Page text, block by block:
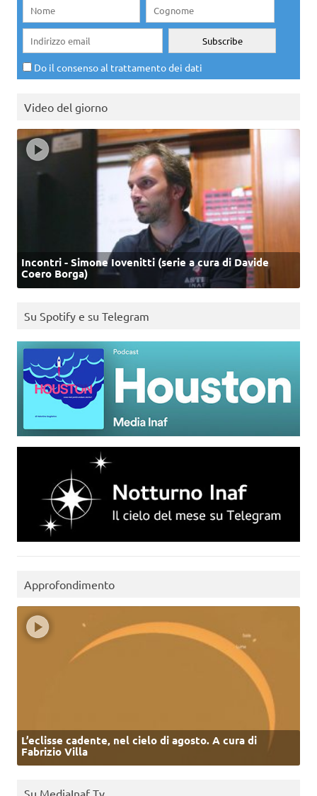
Do il consenso al trattamento dei dati
Video del giorno
Incontri - Simone Iovenitti (serie a cura di Davide
Coero Borga)
Su Spotify e su Telegram
Approfondimento
L’eclisse cadente, nel cielo di agosto. A cura di
Fabrizio Villa